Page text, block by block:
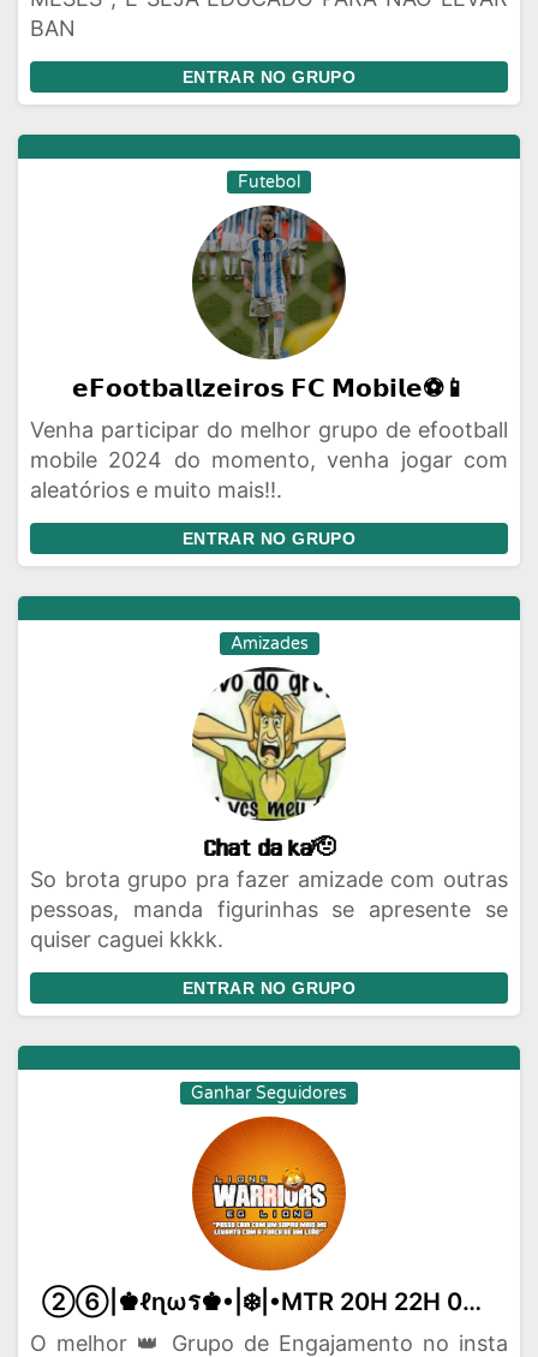
BAN
ENTRAR NO GRUPO
Futebol
𝗲𝗙𝗼𝗼𝘁𝗯𝗮𝗹𝗹𝘇𝗲𝗶𝗿𝗼𝘀 𝗙𝗖 𝗠𝗼𝗯𝗶𝗹𝗲⚽📱
Venha participar do melhor grupo de efootball
mobile 2024 do momento, venha jogar com
aleatórios e muito mais!!.
ENTRAR NO GRUPO
Amizades
𝗖𝗵𝗮𝘁 𝗱𝗮 𝗸𝗮🫡
So brota grupo pra fazer amizade com outras
pessoas, manda figurinhas se apresente se
quiser caguei kkkk.
ENTRAR NO GRUPO
Ganhar Seguidores
②⑥|♚ℓɳωร♚•|❄️|•MTR 20H 22H 00H•|☃️|
O melhor 👑 Grupo de Engajamento no insta